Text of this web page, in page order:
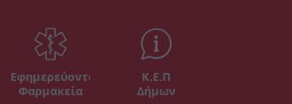
Εφημερεύοντα
Φαρμακεία
Κ.Ε.Π
Δήμων